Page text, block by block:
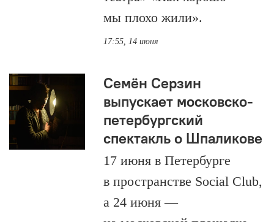
мы плохо жили».
17:55, 14 июня
Семён Серзин
выпускает московско-
петербургский
спектакль о Шпаликове
17 июня в Петербурге
в пространстве Social Club,
а 24 июня —